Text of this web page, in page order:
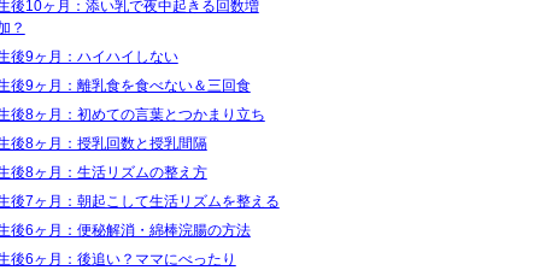
後10ヶ月：添い乳で夜中起きる回数増
？
後9ヶ月：ハイハイしない
後9ヶ月：離乳食を食べない＆三回食
後8ヶ月：初めての言葉とつかまり立ち
後8ヶ月：授乳回数と授乳間隔
後8ヶ月：生活リズムの整え方
後7ヶ月：朝起こして生活リズムを整える
後6ヶ月：便秘解消・綿棒浣腸の方法
後6ヶ月：後追い？ママにべったり